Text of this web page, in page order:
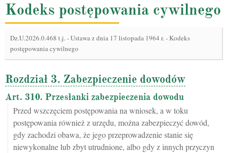
Kodeks postępowania cywilnego
Dz.U.2026.0.468 t.j.-Ustawa z dnia 17 listopada 1964 r. - Kodeks
postępowania cywilnego
Rozdział 3. Zabezpieczenie dowodów
Art. 310. Przesłanki zabezpieczenia dowodu
Przed wszczęciem postępowania na wniosek, a w toku
postępowania również z urzędu, można zabezpieczyć dowód,
gdy zachodzi obawa, że jego przeprowadzenie stanie się
niewykonalne lub zbyt utrudnione, albo gdy z innych przyczyn